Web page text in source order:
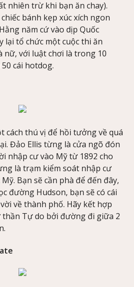
nhiên trừ khi bạn ăn chay).
bánh kẹp xúc xích ngon
năm cứ vào dịp Quốc
lại tổ chức một cuộc thi ăn
nữ, với luật chơi là trong 10
cái hotdog.
cách thú vị để hồi tưởng về quá
Đảo Ellis từng là cửa ngõ đón
nhập cư vào Mỹ từ 1892 cho
là trạm kiểm soát nhập cư
Bạn sẽ cần phà để đến đây,
đường Hudson, bạn sẽ có cái
về thành phố. Hãy kết hợp
Tự do bởi đường đi giữa 2